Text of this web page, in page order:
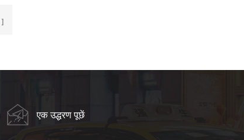
एक उद्धरण पूछें